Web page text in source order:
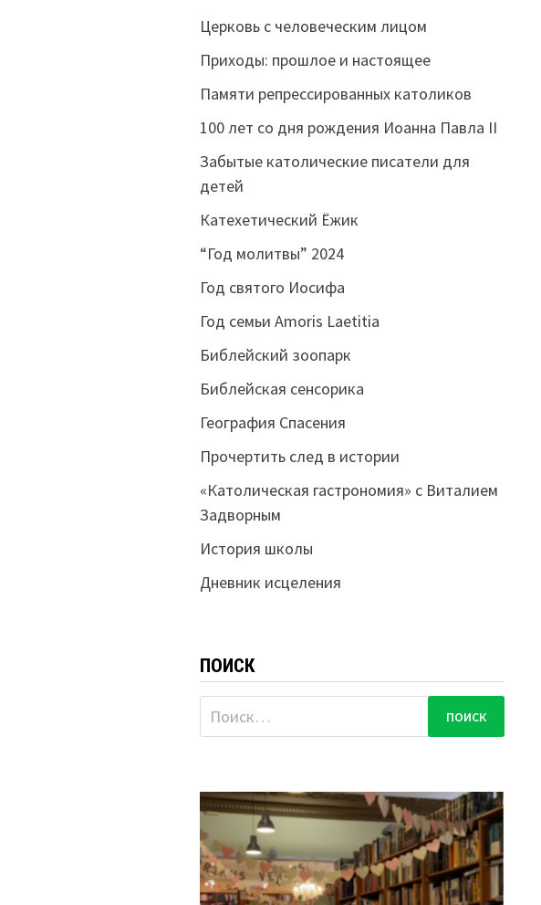
Церковь с человеческим лицом
Приходы: прошлое и настоящее
Памяти репрессированных католиков
100 лет со дня рождения Иоанна Павла II
Забытые католические писатели для
детей
Катехетический Ёжик
“Год молитвы” 2024
Год святого Иосифа
Год семьи Amoris Laetitia
Библейский зоопарк
Библейская сенсорика
География Спасения
Прочертить след в истории
«Католическая гастрономия» с Виталием
Задворным
История школы
Дневник исцеления
ПОИСК
Найти: